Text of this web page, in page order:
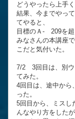
どうやったら上手
結果、今までやっ
てやると、
目標のＡ- 209を超
みなさんの本講座
こだと気付いた。
7/2 3回目は、別ウ
てみた。
4回目は、途中から
った。
5回目から、ミスし
んなやり方をした